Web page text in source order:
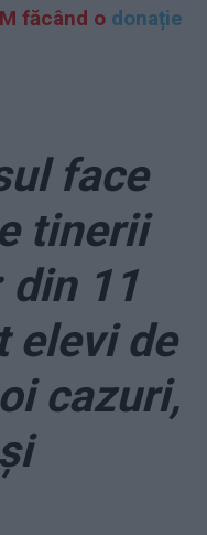
făcând o donație
face
tinerii
din 11
elevi de
cazuri,